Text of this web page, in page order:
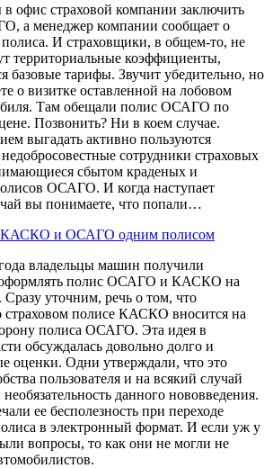
офис страховой компании заключить
а менеджер компании сообщает о
И страховщики, в общем-то, не
территориальные коэффициенты,
базовые тарифы. Звучит убедительно, но
о визитке оставленной на лобовом
Там обещали полис ОСАГО по
Позвонить? Ни в коем случае.
выгадать активно пользуются
сотрудники страховых
сбытом краденых и
ОСАГО. И когда наступает
вы понимаете, что попали…
КАСКО и ОСАГО одним полисом
владельцы машин получили
оформлять полис ОСАГО и КАСКО на
Сразу уточним, речь о том, что
полисе КАСКО вносится на
полиса ОСАГО. Эта идея в
обсуждалась довольно долго и
оценки. Одни утверждали, что это
пользователя и на всякий случай
данного нововведения.
ее бесполезность при переходе
в электронный формат. И если уж у
вопросы, то как они не могли не